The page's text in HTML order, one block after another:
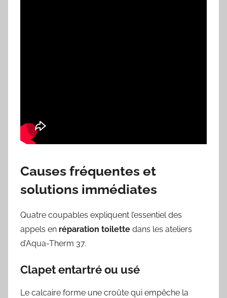
Causes fréquentes et
solutions immédiates
Quatre coupables expliquent l’essentiel des
appels en réparation toilette dans les ateliers
d’Aqua-Therm 37.
Clapet entartré ou usé
Le calcaire forme une croûte qui empêche la